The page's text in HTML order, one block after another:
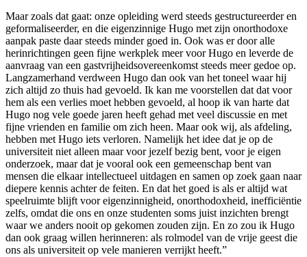
Maar zoals dat gaat: onze opleiding werd steeds gestructureerder en
geformaliseerder, en die eigenzinnige Hugo met zijn onorthodoxe
aanpak paste daar steeds minder goed in. Ook was er door alle
herinrichtingen geen fijne werkplek meer voor Hugo en leverde de
aanvraag van een gastvrijheidsovereenkomst steeds meer gedoe op.
Langzamerhand verdween Hugo dan ook van het toneel waar hij
zich altijd zo thuis had gevoeld. Ik kan me voorstellen dat dat voor
hem als een verlies moet hebben gevoeld, al hoop ik van harte dat
Hugo nog vele goede jaren heeft gehad met veel discussie en met
fijne vrienden en familie om zich heen. Maar ook wij, als afdeling,
hebben met Hugo iets verloren. Namelijk het idee dat je op de
universiteit niet alleen maar voor jezelf bezig bent, voor je eigen
onderzoek, maar dat je vooral ook een gemeenschap bent van
mensen die elkaar intellectueel uitdagen en samen op zoek gaan naar
diepere kennis achter de feiten. En dat het goed is als er altijd wat
speelruimte blijft voor eigenzinnigheid, onorthodoxheid, inefficiëntie
zelfs, omdat die ons en onze studenten soms juist inzichten brengt
waar we anders nooit op gekomen zouden zijn. En zo zou ik Hugo
dan ook graag willen herinneren: als rolmodel van de vrije geest die
ons als universiteit op vele manieren verrijkt heeft.”